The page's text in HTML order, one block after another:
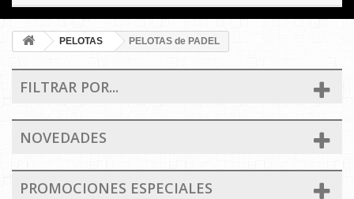
PELOTAS PELOTAS de PADEL
FILTRAR POR...
NOVEDADES
PROMOCIONES ESPECIALES